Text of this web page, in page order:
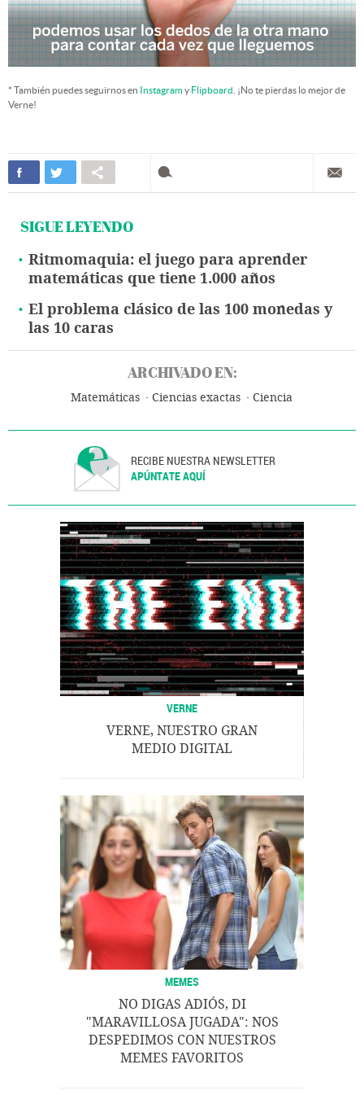
* También puedes seguirnos en Instagramy Flipboard . ¡No te pierdas lo mejor de
Verne!
SIGUE LEYENDO
Ritmomaquia: el juego para aprender
matemáticas que tiene 1.000 años
El problema clásico de las 100 monedas y
las 10 caras
ARCHIVADO EN:
Matemáticas Ciencias exactas Ciencia
RECIBE NUESTRA NEWSLETTER
APÚNTATE AQUÍ
VERNE
VERNE, NUESTRO GRAN
MEDIO DIGITAL
MEMES
NO DIGAS ADIÓS, DI
"MARAVILLOSA JUGADA": NOS
DESPEDIMOS CON NUESTROS
MEMES FAVORITOS